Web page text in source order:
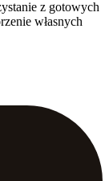
z gotowych
własnych